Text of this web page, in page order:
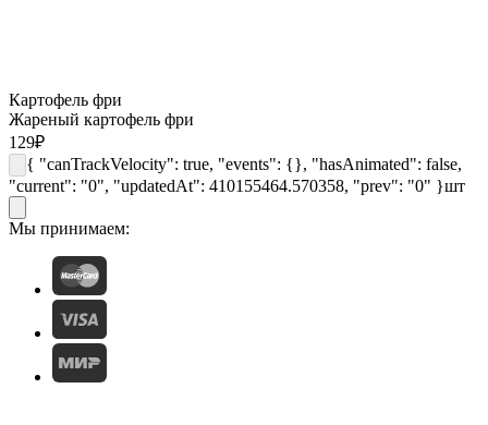
Картофель фри
Жареный картофель фри
129₽
{ "canTrackVelocity": true, "events": {}, "hasAnimated": false,
"current": "0", "updatedAt": 410155464.570358, "prev": "0" }шт
Мы принимаем: